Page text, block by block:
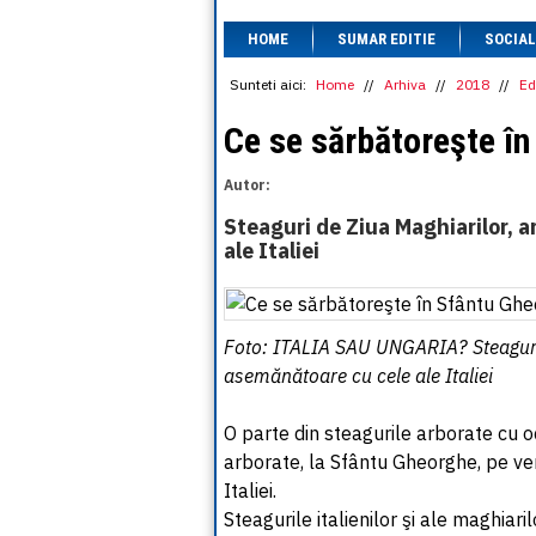
HOME SUMAR EDITIE SOCIAL
Sunteti aici: Home // Arhiva // 2018 //
Ce se sărbătoreşte
Autor:
Steaguri de Ziua Maghiarilor,
ale Italiei
Foto: ITALIA SAU UNGARIA?
asemănătoare cu cele ale Italiei
O parte din steagurile arborate cu
arborate, la Sfântu Gheorghe, pe
Italiei.
Steagurile italienilor şi ale